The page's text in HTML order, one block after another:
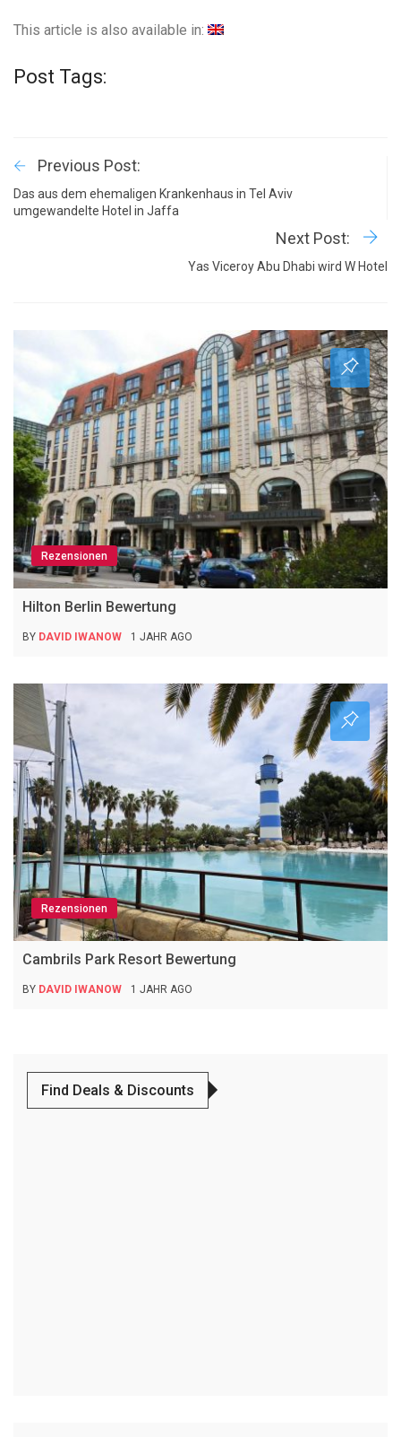
This article is also available in:
Post Tags:
Previous Post:
Das aus dem ehemaligen Krankenhaus in Tel Aviv
umgewandelte Hotel in Jaffa
Next Post:
Yas Viceroy Abu Dhabi wird W Hotel
Rezensionen
Hilton Berlin Bewertung
BY DAVID IWANOW 1 JAHR AGO
Rezensionen
Cambrils Park Resort Bewertung
BY DAVID IWANOW 1 JAHR AGO
Find Deals & Discounts